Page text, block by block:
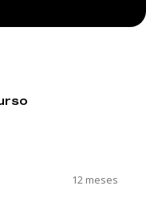
12 meses